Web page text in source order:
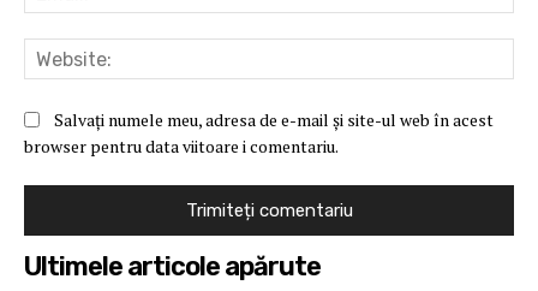
Salvați numele meu, adresa de e-mail și site-ul web în acest
browser pentru data viitoare i comentariu.
Ultimele articole apărute